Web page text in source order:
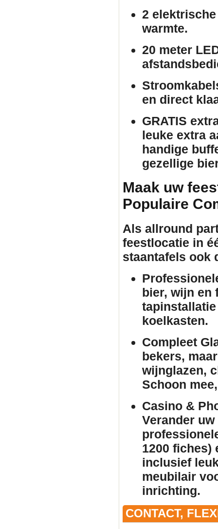
2
warmte.
20 meter
en direct
GRATIS
leuke extra
handige
gezellige
Maak uw
Populaire
Als allround
feestlocatie in
staantafels ook
bier, wijn en
koelkasten.
Compleet
bekers,
wijnglazen,
Schoon
Casino &
Verander
1200 fiches)
inclusief
meubilair
inrichting.
CONTACT,